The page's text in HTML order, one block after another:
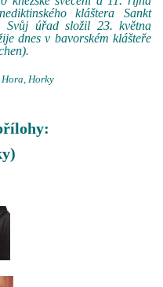
kláštera Sankt
Svůj úřad složil 23. května
dnes v bavorském klášteře
Horky